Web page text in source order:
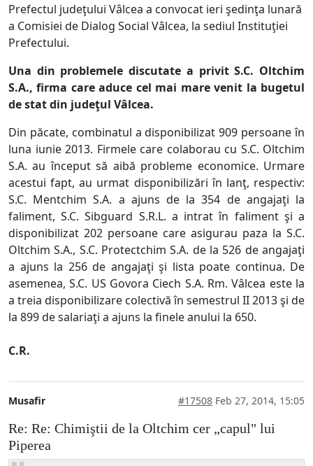
Prefectul judeţului Vâlcea a convocat ieri şedinţa lunară
a Comisiei de Dialog Social Vâlcea, la sediul Instituţiei
Prefectului.
Una din problemele discutate a privit S.C. Oltchim
S.A., firma care aduce cel mai mare venit la bugetul
de stat din judeţul Vâlcea.
Din păcate, combinatul a disponibilizat 909 persoane în
luna iunie 2013. Firmele care colaborau cu S.C. Oltchim
S.A. au început să aibă probleme economice. Urmare
acestui fapt, au urmat disponibilizări în lanţ, respectiv:
S.C. Mentchim S.A. a ajuns de la 354 de angajaţi la
faliment, S.C. Sibguard S.R.L. a intrat în faliment şi a
disponibilizat 202 persoane care asigurau paza la S.C.
Oltchim S.A., S.C. Protectchim S.A. de la 526 de angajaţi
a ajuns la 256 de angajaţi şi lista poate continua. De
asemenea, S.C. US Govora Ciech S.A. Rm. Vâlcea este la
a treia disponibilizare colectivă în semestrul II 2013 şi de
la 899 de salariaţi a ajuns la finele anului la 650.
C.R.
Musafir #17508 Feb 27, 2014, 15:05
Re: Re: Chimiştii de la Oltchim cer „capul" lui
Piperea